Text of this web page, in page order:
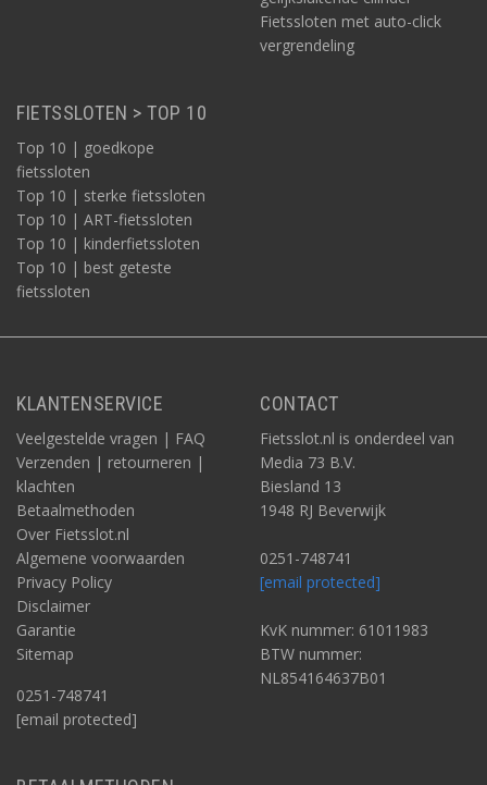
Fietssloten met auto-click
vergrendeling
FIETSSLOTEN > TOP 10
Top 10 | goedkope
fietssloten
Top 10 | sterke fietssloten
Top 10 | ART-fietssloten
Top 10 | kinderfietssloten
Top 10 | best geteste
fietssloten
KLANTENSERVICE
Veelgestelde vragen | FAQ
Verzenden | retourneren |
klachten
Betaalmethoden
Over Fietsslot.nl
Algemene voorwaarden
Privacy Policy
Disclaimer
Garantie
Sitemap
0251-748741
[email protected]
CONTACT
Fietsslot.nl is onderdeel van
Media 73 B.V.
Biesland 13
1948 RJ Beverwijk
0251-748741
[email protected]
KvK nummer: 61011983
BTW nummer:
NL854164637B01